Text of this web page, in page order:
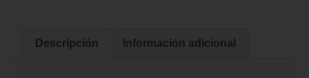
Descripción Información adicional